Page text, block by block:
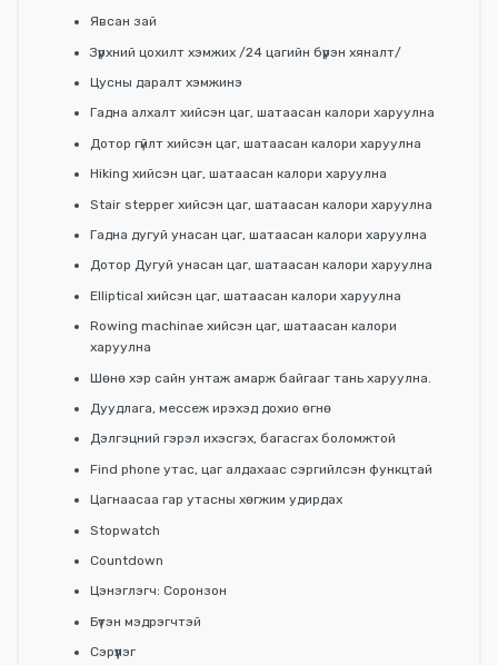
Явсан зай
Зүрхний цохилт хэмжих /24 цагийн бүрэн хяналт/
Цусны даралт хэмжинэ
Гадна алхалт хийсэн цаг, шатаасан калори харуулна
Дотор гүйлт хийсэн цаг, шатаасан калори харуулна
Hiking хийсэн цаг, шатаасан калори харуулна
Stair stepper хийсэн цаг, шатаасан калори харуулна
Гадна дугуй унасан цаг, шатаасан калори харуулна
Дотор Дугуй унасан цаг, шатаасан калори харуулна
Elliptical хийсэн цаг, шатаасан калори харуулна
Rowing machinae хийсэн цаг, шатаасан калори
харуулна
Шөнө хэр сайн унтаж амарж байгааг тань харуулна.
Дуудлага, мессеж ирэхэд дохио өгнө
Дэлгэцний гэрэл ихэсгэх, багасгах боломжтой
Find phone утас, цаг алдахаас сэргийлсэн функцтай
Цагнаасаа гар утасны хөгжим удирдах
Stopwatch
Countdown
Цэнэглэгч: Соронзон
Бүтэн мэдрэгчтэй
Сэрүүлэг